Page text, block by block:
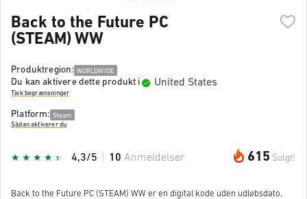
Back to the Future PC
(STEAM) WW
Produktregion: WORLDWIDE
Du kan aktivere dette produkt i United States
Tjek begrænsninger
Platform: Steam
Sådan aktiverer du
615 Solgt!
4,3/5 10 Anmeldelser
Back to the Future PC (STEAM) WW er en digital kode uden udløbsdato.